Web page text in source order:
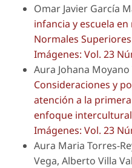
Omar Javier García
infancia y escuela
Normales
Imágenes: Vol. 23
Aura Johana
Consideraciones y
atención a la
enfoque
Imágenes: Vol. 23
Aura Maria Torres-
Vega, Alberto Villa